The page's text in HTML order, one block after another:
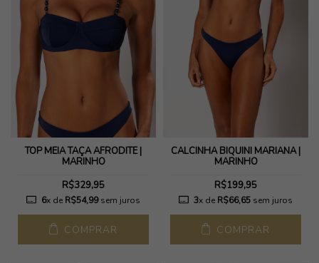
TOP MEIA TAÇA AFRODITE |
MARINHO
R$329,95
6x de R$54,99sem juros
COMPRAR
CALCINHA BIQUÍNI MARIANA |
MARINHO
R$199,95
3x de R$66,65sem juros
COMPRAR